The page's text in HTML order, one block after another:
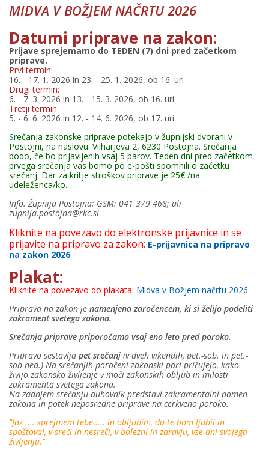
MIDVA V BOŽJEM NAČRTU 2026
Datumi priprave na zakon:
Prijave sprejemamo do TEDEN (7) dni pred začetkom
priprave.
Prvi termin:
16. - 17. 1. 2026 in 23. - 25. 1. 2026, ob 16. uri
Drugi termin:
6. - 7. 3. 2026 in 13. - 15. 3. 2026, ob 16. uri
Tretji termin:
5. - 6. 6. 2026 in 12. - 14. 6. 2026, ob 17. uri
Srečanja zakonske priprave potekajo v župnijski dvorani v
Postojni, na naslovu: Vilharjeva 2, 6230 Postojna. Srečanja
bodo, če bo prijavljenih vsaj 5 parov. Teden dni pred začetkom
prvega srečanja vas bomo po e-pošti spomnili o začetku
srečanj. Dar za kritje stroškov priprave je 25€ /na
udeleženca/ko.
Info. Župnija Postojna: GSM: 041 379 468; ali
zupnija.postojna@rkc.si
Kliknite na povezavo do elektronske prijavnice in se
prijavite na pripravo za zakon: E-prijavnica na pripravo
na zakon 2026
Plakat:
Kliknite na povezavo do plakata: Midva v Božjem načrtu 2026
Priprava na zakon je namenjena zaročencem, ki si želijo podeliti
zakrament svetega zakona.
Srečanja priprave priporočamo vsaj eno leto pred poroko.
Pripravo sestavlja pet srečanj (v dveh vikendih, pet.-sob. in pet.-
sob-ned.) Na srečanjih poročeni zakonski pari pričujejo, kako
živijo zakonsko življenje v moči zakonskih obljub in milosti
zakramenta svetega zakona.
Na zadnjem srečanju duhovnik predstavi zakramentalni pomen
zakona in potek neposredne priprave na cerkveno poroko.
"Jaz .... sprejmem tebe .... in obljubim, da te bom ljubil in
spoštoval, v sreči in nesreči, v bolezni in zdravju, vse dni svojega
življenja."